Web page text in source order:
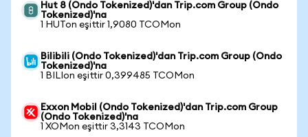
Hut 8 (Ondo Tokenized)'dan Trip.com Group (Ondo
Tokenized)'na
1 HUTon eşittir 1,9080 TCOMon
Bilibili (Ondo Tokenized)'dan Trip.com Group (Ondo
Tokenized)'na
1 BILIon eşittir 0,399485 TCOMon
Exxon Mobil (Ondo Tokenized)'dan Trip.com Group
(Ondo Tokenized)'na
1 XOMon eşittir 3,3143 TCOMon